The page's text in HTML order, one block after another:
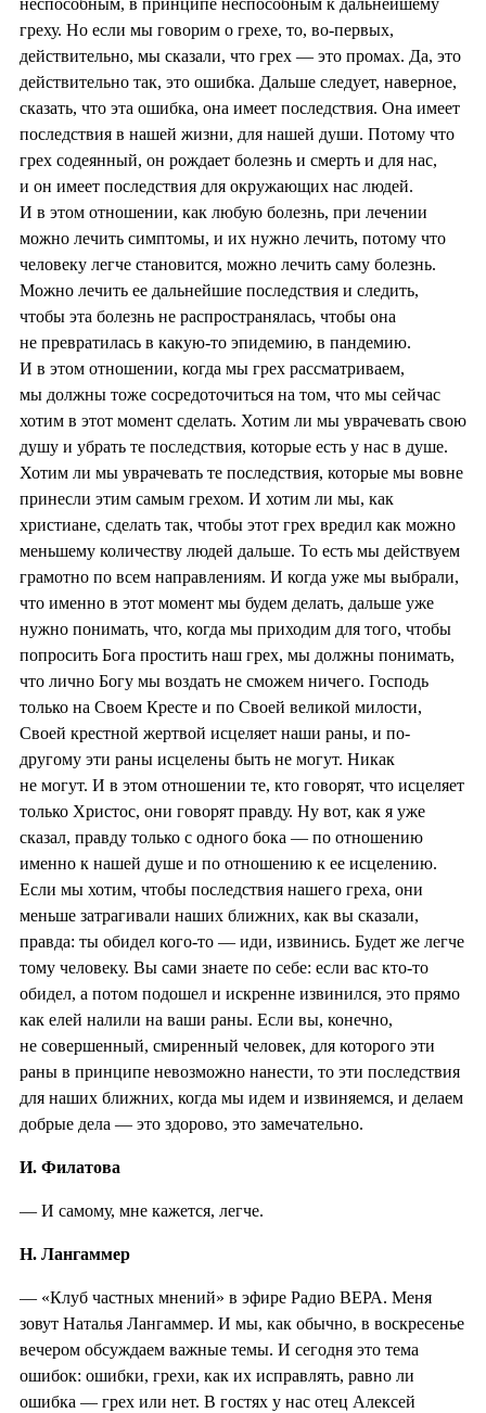
греху. Но если мы говорим о грехе, то, во-первых,
действительно, мы сказали, что грех — это промах. Да, это
действительно так, это ошибка. Дальше следует, наверное,
сказать, что эта ошибка, она имеет последствия. Она имеет
последствия в нашей жизни, для нашей души. Потому что
грех содеянный, он рождает болезнь и смерть и для нас,
и он имеет последствия для окружающих нас людей.
И в этом отношении, как любую болезнь, при лечении
можно лечить симптомы, и их нужно лечить, потому что
человеку легче становится, можно лечить саму болезнь.
Можно лечить ее дальнейшие последствия и следить,
чтобы эта болезнь не распространялась, чтобы она
не превратилась в какую-то эпидемию, в пандемию.
И в этом отношении, когда мы грех рассматриваем,
мы должны тоже сосредоточиться на том, что мы сейчас
хотим в этот момент сделать. Хотим ли мы уврачевать свою
душу и убрать те последствия, которые есть у нас в душе.
Хотим ли мы уврачевать те последствия, которые мы вовне
принесли этим самым грехом. И хотим ли мы, как
христиане, сделать так, чтобы этот грех вредил как можно
меньшему количеству людей дальше. То есть мы действуем
грамотно по всем направлениям. И когда уже мы выбрали,
что именно в этот момент мы будем делать, дальше уже
нужно понимать, что, когда мы приходим для того, чтобы
попросить Бога простить наш грех, мы должны понимать,
что лично Богу мы воздать не сможем ничего. Господь
только на Своем Кресте и по Своей великой милости,
Своей крестной жертвой исцеляет наши раны, и по-
другому эти раны исцелены быть не могут. Никак
не могут. И в этом отношении те, кто говорят, что исцеляет
только Христос, они говорят правду. Ну вот, как я уже
сказал, правду только с одного бока — по отношению
именно к нашей душе и по отношению к ее исцелению.
Если мы хотим, чтобы последствия нашего греха, они
меньше затрагивали наших ближних, как вы сказали,
правда: ты обидел кого-то — иди, извинись. Будет же легче
тому человеку. Вы сами знаете по себе: если вас кто-то
обидел, а потом подошел и искренне извинился, это прямо
как елей налили на ваши раны. Если вы, конечно,
не совершенный, смиренный человек, для которого эти
раны в принципе невозможно нанести, то эти последствия
для наших ближних, когда мы идем и извиняемся, и делаем
добрые дела — это здорово, это замечательно.
И. Филатова
— И самому, мне кажется, легче.
Н. Лангаммер
— «Клуб частных мнений» в эфире Радио ВЕРА. Меня
зовут Наталья Лангаммер. И мы, как обычно, в воскресенье
вечером обсуждаем важные темы. И сегодня это тема
ошибок: ошибки, грехи, как их исправлять, равно ли
ошибка — грех или нет. В гостях у нас отец Алексей